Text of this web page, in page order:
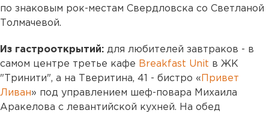
по знаковым рок-местам Свердловска со Светланой
Толмачевой.
Из гастрооткрытий: для любителей завтраков - в
самом центре третье кафе Breakfast Unit в ЖК
"Тринити", а на Тверитина, 41 - бистро « Привет
Ливан» под управлением шеф-повара Михаила
Аракелова с левантийской кухней. На обед